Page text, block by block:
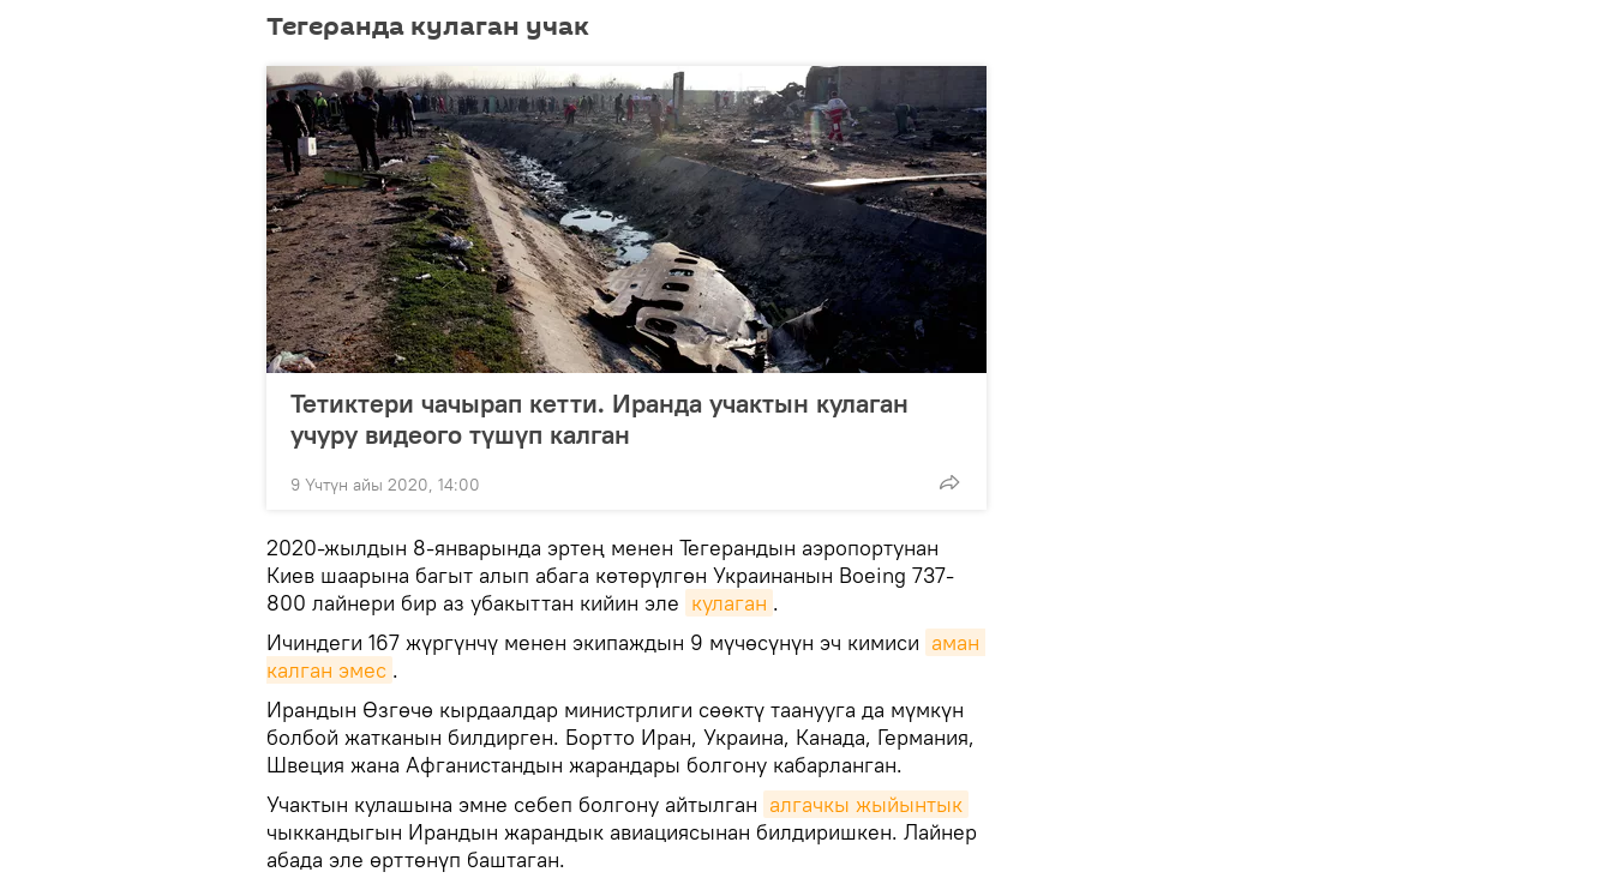
Тегеранда кулаган учак
Тетиктери чачырап кетти. Иранда учактын кулаган
учуру видеого түшүп калган
9 Үчтүн айы 2020, 14:00
2020-жылдын 8-январында эртең менен Тегерандын аэропортунан
Киев шаарына багыт алып абага көтөрүлгөн Украинанын Boeing 737-
800 лайнери бир аз убакыттан кийин эле кулаган .
Ичиндеги 167 жүргүнчү менен экипаждын 9 мүчөсүнүн эч кимиси аман
калган эмес .
Ирандын Өзгөчө кырдаалдар министрлиги сөөктү таанууга да мүмкүн
болбой жатканын билдирген. Бортто Иран, Украина, Канада, Германия,
Швеция жана Афганистандын жарандары болгону кабарланган.
Учактын кулашына эмне себеп болгону айтылган алгачкы жыйынтык
чыккандыгын Ирандын жарандык авиациясынан билдиришкен. Лайнер
абада эле өрттөнүп баштаган.